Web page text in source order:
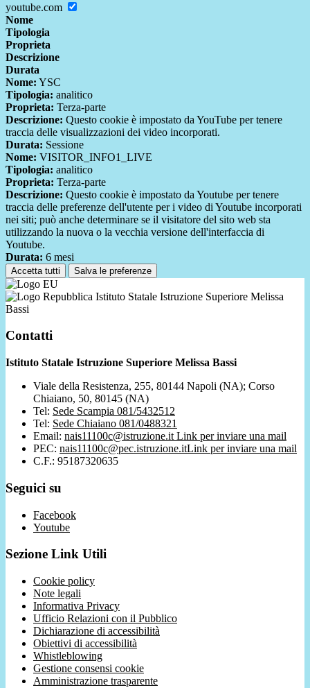
youtube.com
Nome
Tipologia
Proprieta
Descrizione
Durata
Nome: YSC
Tipologia: analitico
Proprieta: Terza-parte
Descrizione: Questo cookie è impostato da YouTube per tenere
traccia delle visualizzazioni dei video incorporati.
Durata: Sessione
Nome: VISITOR_INFO1_LIVE
Tipologia: analitico
Proprieta: Terza-parte
Descrizione: Questo cookie è impostato da Youtube per tenere
traccia delle preferenze dell'utente per i video di Youtube incorporati
nei siti; può anche determinare se il visitatore del sito web sta
utilizzando la nuova o la vecchia versione dell'interfaccia di
Youtube.
Durata: 6 mesi
Accetta tutti Salva le preferenze
Istituto Statale Istruzione Superiore Melissa
Bassi
Contatti
Istituto Statale Istruzione Superiore Melissa Bassi
Viale della Resistenza, 255, 80144 Napoli (NA); Corso
Chiaiano, 50, 80145 (NA)
Tel: Sede Scampia 081/5432512
Tel: Sede Chiaiano 081/0488321
Email: nais11100c@istruzione.it Link per inviare una mail
PEC: nais11100c@pec.istruzione.itLink per inviare una mail
C.F.: 95187320635
Seguici su
Facebook
Youtube
Sezione Link Utili
Cookie policy
Note legali
Informativa Privacy
Ufficio Relazioni con il Pubblico
Dichiarazione di accessibilità
Obiettivi di accessibilità
Whistleblowing
Gestione consensi cookie
Amministrazione trasparente